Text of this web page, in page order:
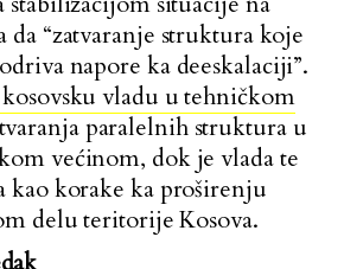
da “zatvaranje struktura koje
napore ka deeskalaciji”.
vladu u tehničkom
paralelnih struktura u
većinom, dok je vlada te
kao korake ka proširenju
delu teritorije Kosova.